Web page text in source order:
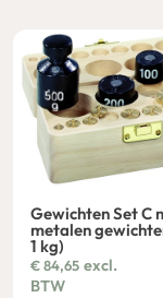
Gewichten Set C
metalen
1 kg)
€84,65 excl.
BTW